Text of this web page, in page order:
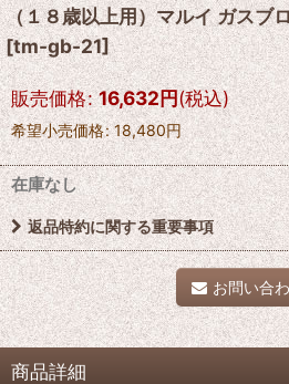
（１８歳以上用）マルイ ガスブ
[tm-gb-21]
販売価格: 16,632円(税込)
希望小売価格: 18,480円
在庫なし
返品特約に関する重要事項
お問い合
商品詳細